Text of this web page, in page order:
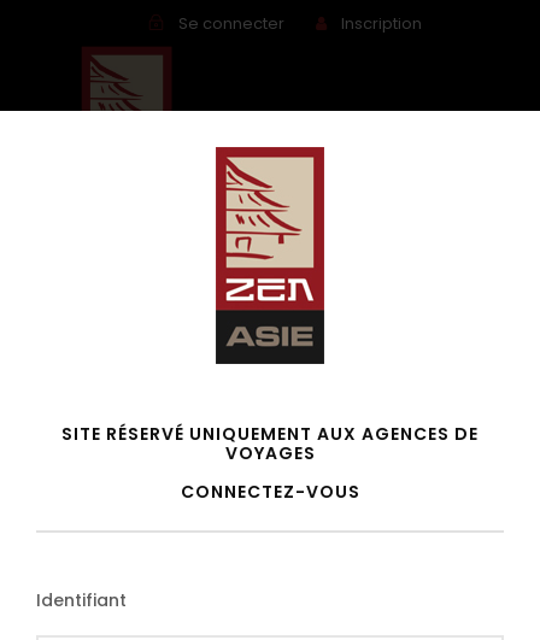
Se connecter Inscription
SITE RÉSERVÉ UNIQUEMENT AUX AGENCES DE
VOYAGES
CONNECTEZ-VOUS
Identifiant
Rêve de Népal